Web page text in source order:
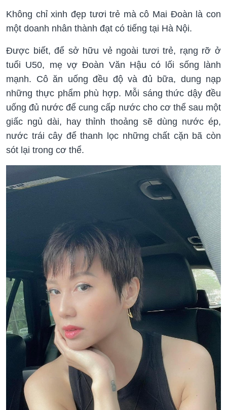
Không chỉ xinh đẹp tươi trẻ mà cô Mai Đoàn là con
một doanh nhân thành đạt có tiếng tại Hà Nội.
Được biết, để sở hữu vẻ ngoài tươi trẻ, rạng rỡ ở
tuổi U50, mẹ vợ Đoàn Văn Hậu có lối sống lành
mạnh. Cô ăn uống đều độ và đủ bữa, dung nạp
những thực phẩm phù hợp. Mỗi sáng thức dậy đều
uống đủ nước để cung cấp nước cho cơ thể sau một
giấc ngủ dài, hay thỉnh thoảng sẽ dùng nước ép,
nước trái cây để thanh lọc những chất cặn bã còn
sót lại trong cơ thể.